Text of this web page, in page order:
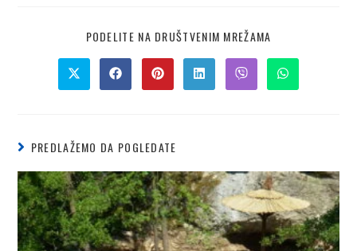
PODELITE NA DRUŠTVENIM MREŽAMA
PREDLAŽEMO DA POGLEDATE